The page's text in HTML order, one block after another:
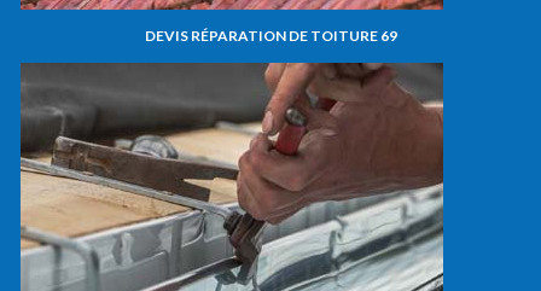
DEVIS RÉPARATION DE TOITURE 69